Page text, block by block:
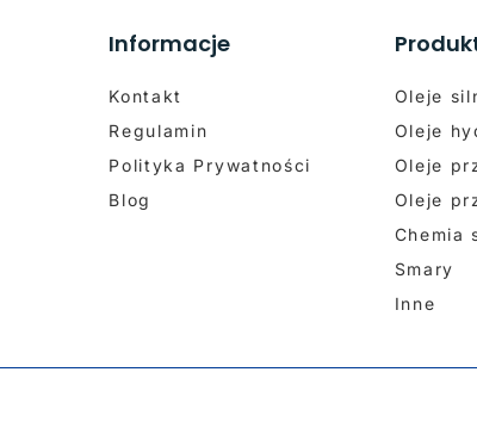
Informacje
Kontakt
Regulamin
Polityka Prywatności
Blog
Oleje
Oleje
Oleje
Oleje
Chemia
Smary
Inne